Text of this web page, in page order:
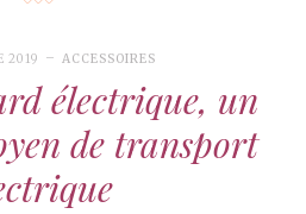
2019 ACCESSOIRES
électrique, un
de transport